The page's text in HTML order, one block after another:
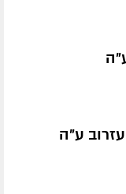
ע״ה